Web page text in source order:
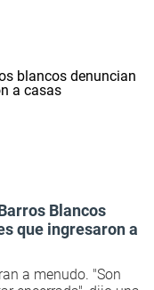
Blancos
que ingresaron a
a menudo. "Son